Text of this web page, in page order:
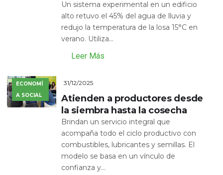
Un sistema experimental en un edificio
alto retuvo el 45% del agua de lluvia y
redujo la temperatura de la losa 15°C en
verano. Utiliza...
Leer Más
ECONOMÍ
A SOCIAL
31/12/2025
Atienden a productores desde
la siembra hasta la cosecha
Brindan un servicio integral que
acompaña todo el ciclo productivo con
combustibles, lubricantes y semillas. El
modelo se basa en un vínculo de
confianza y...